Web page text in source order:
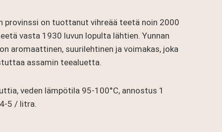
provinssi on tuottanut vihreää teetä noin 2000
vasta 1930 luvun lopulta lähtien. Yunnan
aromaattinen, suurilehtinen ja voimakas, joka
assamin teealuetta.
veden lämpötila 95-100°C, annostus 1
5 / litra.